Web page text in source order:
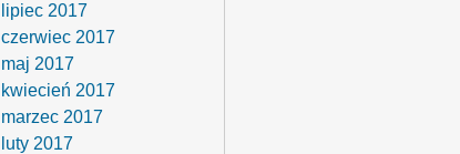
lipiec 2017
czerwiec 2017
maj 2017
kwiecień 2017
marzec 2017
luty 2017